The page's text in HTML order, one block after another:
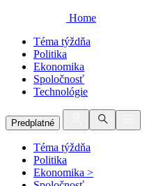
Home
Téma týždňa
Politika
Ekonomika
Spoločnosť
Technológie
Predplatné
Téma týždňa
Politika
Ekonomika >